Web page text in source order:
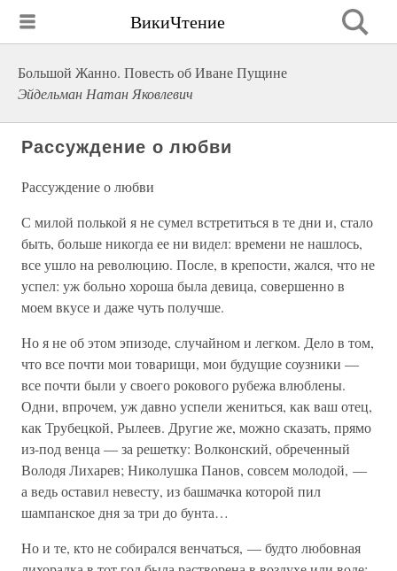
ВикиЧтение
Большой Жанно. Повесть об Иване Пущине
Эйдельман Натан Яковлевич
Рассуждение о любви
Рассуждение о любви
С милой полькой я не сумел встретиться в те дни и, стало
быть, больше никогда ее ни видел: времени не нашлось,
все ушло на революцию. После, в крепости, жался, что не
успел: уж больно хороша была девица, совершенно в
моем вкусе и даже чуть получше.
Но я не об этом эпизоде, случайном и легком. Дело в том,
что все почти мои товарищи, мои будущие соузники —
все почти были у своего рокового рубежа влюблены.
Одни, впрочем, уж давно успели жениться, как ваш отец,
как Трубецкой, Рылеев. Другие же, можно сказать, прямо
из-под венца — за решетку: Волконский, обреченный
Володя Лихарев; Николушка Панов, совсем молодой, —
а ведь оставил невесту, из башмачка которой пил
шампанское дня за три до бунта…
Но и те, кто не собирался венчаться, — будто любовная